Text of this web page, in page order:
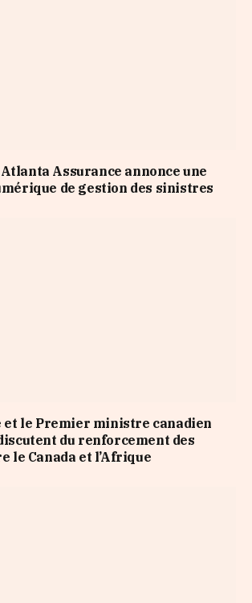
Atlanta Assurance annonce une
de gestion des sinistres
et le Premier ministre canadien
du renforcement des
le Canada et l’Afrique